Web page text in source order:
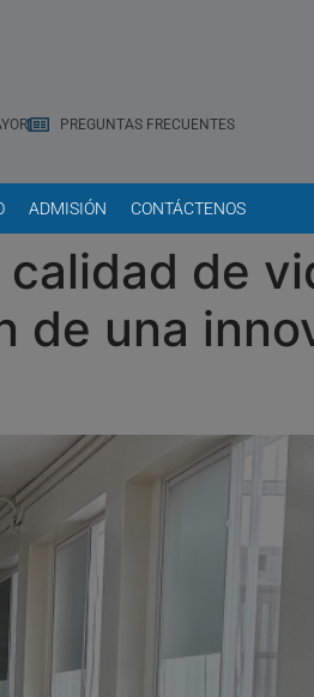
PREGUNTAS FRECUENTES
ADMISIÓN CONTÁCTENOS
de
de una